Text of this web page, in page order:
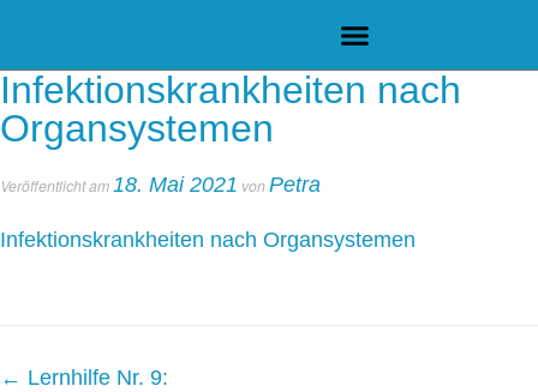
Infektionskrankheiten nach
Organsystemen
Veröffentlicht am18. Mai 2021 vonPetra
Infektionskrankheiten nach Organsystemen
← Lernhilfe Nr. 9: